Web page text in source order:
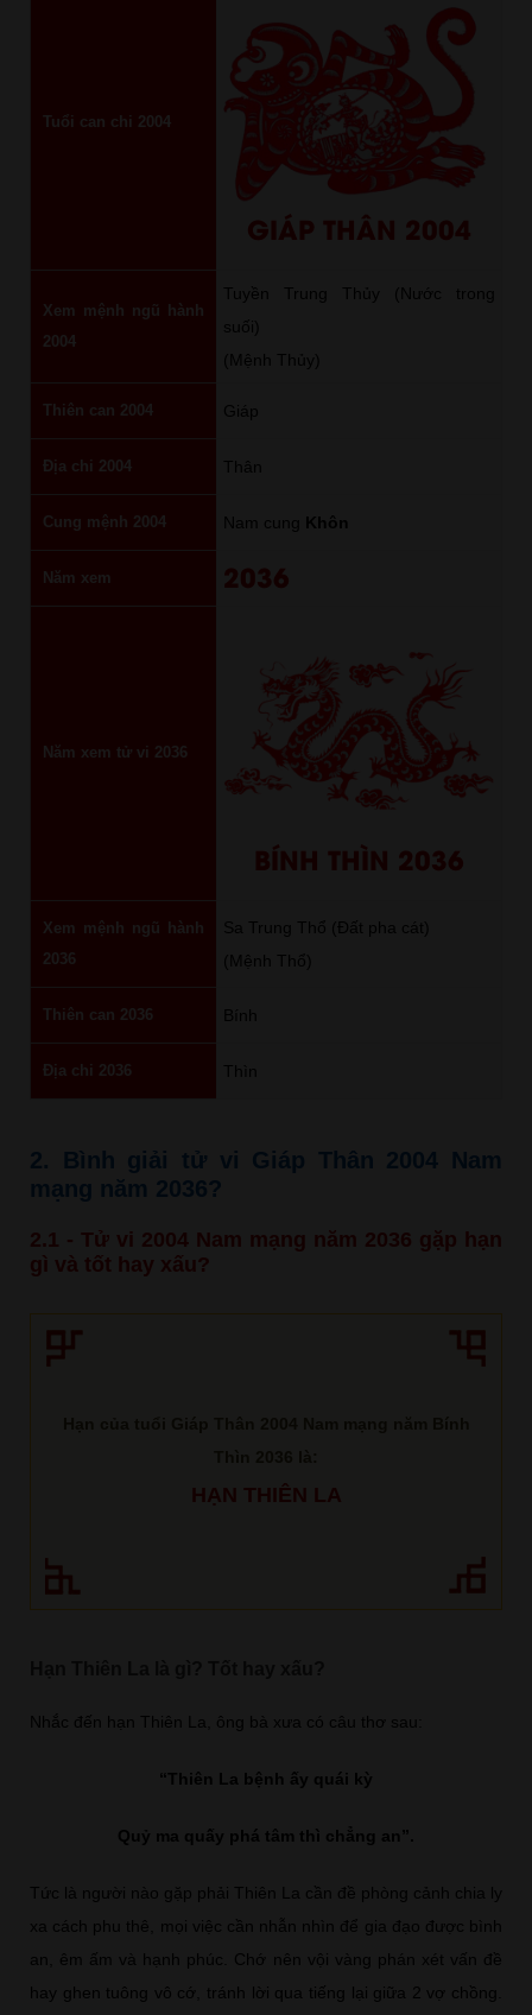
Tuổi can chi 2004
GIÁP THÂN 2004
Xem mệnh ngũ hành
2004
Tuyền Trung Thủy (Nước trong
suối)
(Mệnh Thủy)
Thiên can 2004 Giáp
Địa chi 2004 Thân
Cung mệnh 2004 Nam cung Khôn
Năm xem 2036
Năm xem tử vi 2036
BÍNH THÌN 2036
Xem mệnh ngũ hành
2036
Sa Trung Thổ (Đất pha cát)
(Mệnh Thổ)
Thiên can 2036 Bính
Địa chi 2036 Thìn
2. Bình giải tử vi Giáp Thân 2004 Nam
mạng năm 2036?
2.1 - Tử vi 2004 Nam mạng năm 2036 gặp hạn
gì và tốt hay xấu?
HẠN THIÊN LA
Nhắc đến hạn Thiên La, ông bà xưa có câu thơ sau:
“Thiên La bệnh ấy quái kỳ
Quỷ ma quấy phá tâm thì chẳng an”.
Tức là người nào gặp phải Thiên La cần đề phòng cảnh chia ly
xa cách phu thê, mọi việc cần nhẫn nhìn để gia đạo được bình
an, êm ấm và hạnh phúc. Chớ nên vội vàng phán xét vấn đề
hay ghen tuông vô cớ, tránh lời qua tiếng lại giữa 2 vợ chồng.